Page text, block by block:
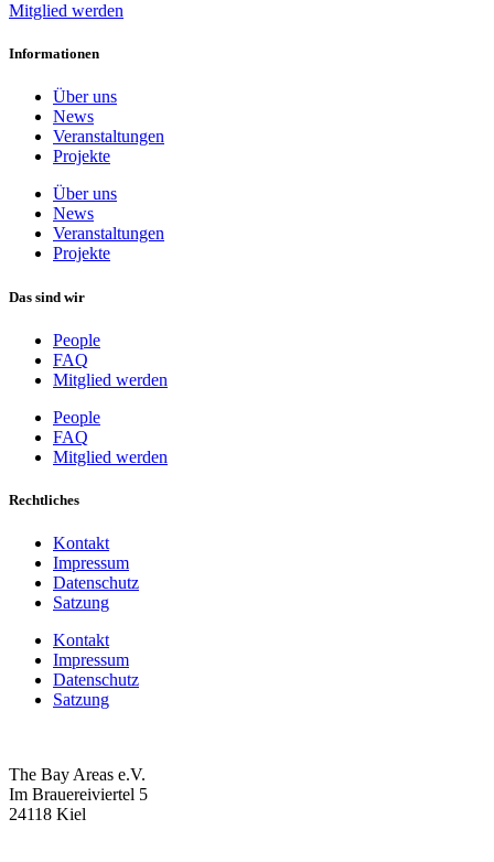
Mitglied werden
Informationen
Über uns
News
Veranstaltungen
Projekte
Über uns
News
Veranstaltungen
Projekte
Das sind wir
People
FAQ
Mitglied werden
People
FAQ
Mitglied werden
Rechtliches
Kontakt
Impressum
Datenschutz
Satzung
Kontakt
Impressum
Datenschutz
Satzung
The Bay Areas e.V.
Im Brauereiviertel 5
24118 Kiel